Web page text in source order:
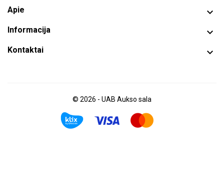
Apie 
Informacija 
Kontaktai 
© 2026 - UAB Aukso sala